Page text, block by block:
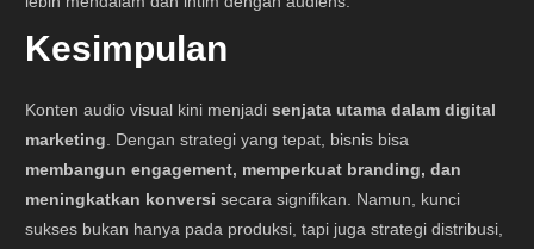
Kesimpulan
Konten audio visual kini menjadisenjata utama dalam digital
marketing. Dengan strategi yang tepat, bisnis bisa
membangun engagement, memperkuat branding, dan
meningkatkan konversi secara signifikan. Namun, kunci
sukses bukan hanya pada produksi, tapi juga strategi distribusi,